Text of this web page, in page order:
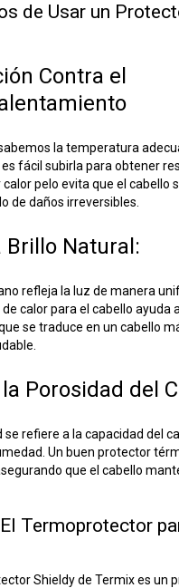
de Usar un
Contra el
la temperatura
es fácil subirla para obtener
pelo evita que el cabello
de daños irreversibles.
Brillo Natural:
refleja la luz de manera
calor para el cabello ayuda
se traduce en un cabello
Porosidad del
se refiere a la capacidad del
Un buen protector
que el cabello
Termoprotector
Shieldy de Termix es un